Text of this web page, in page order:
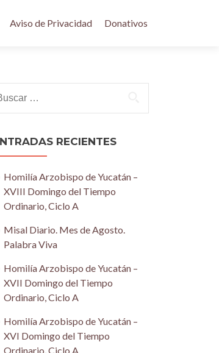
Aviso de Privacidad Donativos
RECIENTES
Homilía Arzobispo de Yucatán –
XVIII Domingo del Tiempo
Ordinario, Ciclo A
Misal Diario. Mes de Agosto.
Palabra Viva
Homilía Arzobispo de Yucatán –
XVII Domingo del Tiempo
Ordinario, Ciclo A
Homilía Arzobispo de Yucatán –
XVI Domingo del Tiempo
Ordinario, Ciclo A